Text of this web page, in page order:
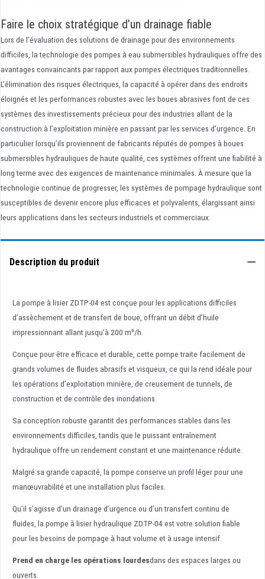
Faire le choix stratégique d’un drainage fiable
Lors de l’évaluation des solutions de drainage pour des environnements
difficiles, la technologie des pompes à eau submersibles hydrauliques offre des
avantages convaincants par rapport aux pompes électriques traditionnelles.
L’élimination des risques électriques, la capacité à opérer dans des endroits
éloignés et les performances robustes avec les boues abrasives font de ces
systèmes des investissements précieux pour des industries allant de la
construction à l’exploitation minière en passant par les services d’urgence. En
particulier lorsqu’ils proviennent de fabricants réputés de pompes à boues
submersibles hydrauliques de haute qualité, ces systèmes offrent une fiabilité à
long terme avec des exigences de maintenance minimales. À mesure que la
technologie continue de progresser, les systèmes de pompage hydraulique sont
susceptibles de devenir encore plus efficaces et polyvalents, élargissant ainsi
leurs applications dans les secteurs industriels et commerciaux.
Description du produit
La pompe à lisier ZDTP-04 est conçue pour les applications difficiles
d’assèchement et de transfert de boue, offrant un débit d’huile
impressionnant allant jusqu’à 200 m³/h.
Conçue pour être efficace et durable, cette pompe traite facilement de
grands volumes de fluides abrasifs et visqueux, ce qui la rend idéale pour
les opérations d’exploitation minière, de creusement de tunnels, de
construction et de contrôle des inondations.
Sa conception robuste garantit des performances stables dans les
environnements difficiles, tandis que le puissant entraînement
hydraulique offre un rendement constant et une maintenance réduite.
Malgré sa grande capacité, la pompe conserve un profil léger pour une
manœuvrabilité et une installation plus faciles.
Qu’il s’agisse d’un drainage d’urgence ou d’un transfert continu de
fluides, la pompe à lisier hydraulique ZDTP-04 est votre solution fiable
pour les besoins de pompage à haut volume et à usage intensif.
Prend en charge les opérations lourdesdans des espaces larges ou
ouverts.